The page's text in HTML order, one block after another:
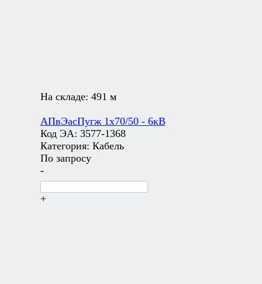
На складе: 491 м
АПвЭасПугж 1х70/50 - 6кВ
Код ЭА: 3577-1368
Категория: Кабель
По запросу
-
+